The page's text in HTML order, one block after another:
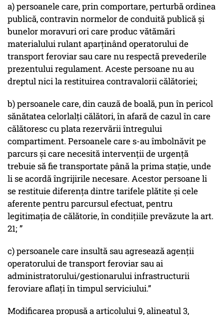
a) persoanele care, prin comportare, perturbă ordinea
publică, contravin normelor de conduită publică şi
bunelor moravuri ori care produc vătămări
materialului rulant aparţinând operatorului de
transport feroviar sau care nu respectă prevederile
prezentului regulament. Aceste persoane nu au
dreptul nici la restituirea contravalorii călătoriei;
b) persoanele care, din cauză de boală, pun în pericol
sănătatea celorlalţi călători, în afară de cazul în care
călătoresc cu plata rezervării întregului
compartiment. Persoanele care s-au îmbolnăvit pe
parcurs şi care necesită intervenţii de urgenţă
trebuie să fie transportate până la prima staţie, unde
li se acordă îngrijirile necesare. Acestor persoane li
se restituie diferenţa dintre tarifele plătite şi cele
aferente pentru parcursul efectuat, pentru
legitimaţia de călătorie, în condiţiile prevăzute la art.
21; ”
c) persoanele care insultă sau agresează agenţii
operatorului de transport feroviar sau ai
administratorului/gestionarului infrastructurii
feroviare aflaţi în timpul serviciului.”
Modificarea propusă a articolului 9, alineatul 3,